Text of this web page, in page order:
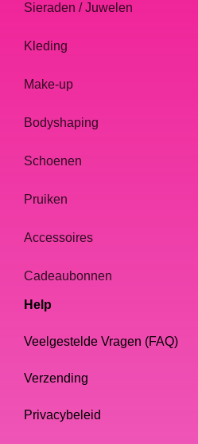
Sieraden / Juwelen
Kleding
Make-up
Bodyshaping
Schoenen
Pruiken
Accessoires
Cadeaubonnen
Help
Veelgestelde Vragen (FAQ)
Verzending
Privacybeleid